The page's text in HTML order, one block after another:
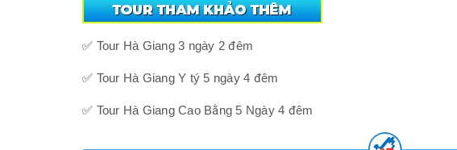
✅ Tour Hà Giang 3 ngày 2 đêm
✅ Tour Hà Giang Y tý 5 ngày 4 đêm
✅ Tour Hà Giang Cao Bằng 5 Ngày 4 đêm